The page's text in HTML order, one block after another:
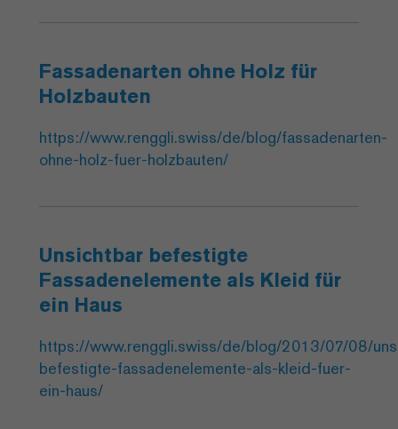
Fassadenarten ohne Holz für
Holzbauten
https://www.renggli.swiss/de/blog/fassadenarten-
ohne-holz-fuer-holzbauten/
Unsichtbar befestigte
Fassadenelemente als Kleid für
ein Haus
https://www.renggli.swiss/de/blog/2013/07/08/
befestigte-fassadenelemente-als-kleid-fuer-
ein-haus/